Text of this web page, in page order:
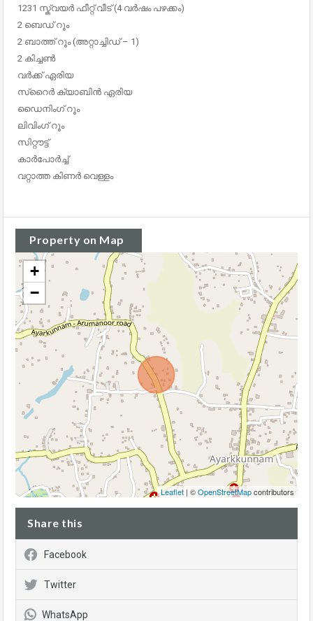
1231 സ്ക്വയർ ഫീറ്റ് വീട് (4 വർഷം പഴക്കം)
2 ബെഡ് റൂം
2 ബാത്ത് റൂം (അറ്റാച്ചിഡ് – 1)
2 കിച്ചൺ
വർക്ക് ഏരിയ
സ്റൈർ ക്യാബിൻ ഏരിയ
ഡൈനിംഗ് റൂം
ലിവിംഗ് റൂം
സിറ്റൗട്ട്
കാർപോർച്ച്
വറ്റാത്ത കിണർ വെള്ളം
Property on Map
+
−
Leaflet | ©OpenStreetMapcontributors
Share this
Facebook
Twitter
WhatsApp